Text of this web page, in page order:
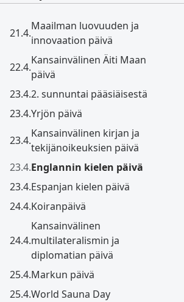
21.4.
Maailman luovuuden ja
innovaation päivä
22.4.
Kansainvälinen Äiti Maan
päivä
23.4.2. sunnuntai pääsiäisestä
23.4.Yrjön päivä
23.4.
Kansainvälinen kirjan ja
tekijänoikeuksien päivä
23.4.Englannin kielen päivä
23.4.Espanjan kielen päivä
24.4.Koiranpäivä
24.4.
Kansainvälinen
multilateralismin ja
diplomatian päivä
25.4.Markun päivä
25.4.World Sauna Day